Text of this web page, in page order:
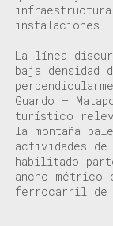
instalaciones.
La línea
baja densidad
Guardo –
turístico
la montaña
actividades de
habilitado
ancho métrico
ferrocarril de